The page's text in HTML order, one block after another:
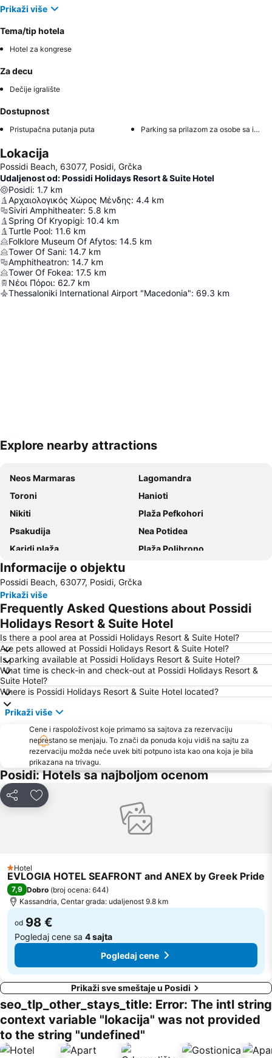
Prikaži više
Tema/tip hotela
Hotel za kongrese
Za decu
Dečije igralište
Dostupnost
Pristupačna putanja puta Parking sa prilazom za osobe sa invaliditetom
Lokacija
Possidi Beach, 63077, Posidi, Grčka
Udaljenost od: Possidi Holidays Resort & Suite Hotel
Posidi: 1.7 km
Αρχαιολογικός Χώρος Μένδης: 4.4 km
Siviri Amphitheater: 5.8 km
Spring Of Kryopigi: 10.4 km
Turtle Pool: 11.6 km
Folklore Museum Of Afytos: 14.5 km
Tower Of Sani: 14.7 km
Amphitheatron: 14.7 km
Tower Of Fokea: 17.5 km
Νέοι Πόροι: 62.7 km
Thessaloniki International Airport "Macedonia": 69.3 km
Explore nearby attractions
Neos Marmaras
Lagomandra
Toroni
Hanioti
Nikiti
Plaža Pefkohori
Psakudija
Nea Potidea
Karidi plaža
Plaža Polihrono
Nea Plagija
Plaža Afitos
Hanioti
Paradisos
Sani
Siviri
Sani Marina
Kriopigi
Chalkidiki deutero podi
Plaža Possidi
Fourka
Porto Carras Grand Resort Golf Club
Afytos
Livrohio
Haniotis Melathron
Porto Karas 1
Plaža Tristinika
Gerakini
Beach Road
Elia 2
Plaža Kalogria
Elaionas
Nea Skioni
Plaža Nea Fokea
Pristanište Pirgadikja
Elani
Porto Karras 2
Bousoulas
Panagia Vourvourou
Livari
Informacije o objektu
Possidi Beach, 63077, Posidi, Grčka
Prikaži više
Frequently Asked Questions about Possidi
Holidays Resort & Suite Hotel
Is there a pool area at Possidi Holidays Resort & Suite Hotel?
Are pets allowed at Possidi Holidays Resort & Suite Hotel?
Is parking available at Possidi Holidays Resort & Suite Hotel?
What time is check-in and check-out at Possidi Holidays Resort &
Suite Hotel?
Where is Possidi Holidays Resort & Suite Hotel located?
Prikaži više
Cene i raspoloživost koje primamo sa sajtova za rezervaciju
neprestano se menjaju. To znači da ponuda koju vidiš na sajtu za
rezervaciju možda neće uvek biti potpuno ista kao ona koja je bila
prikazana na trivagu.
Posidi: Hotels sa najboljom ocenom
Deli Dodati u favorite
1 Zvezdice
Hotel
EVLOGIA HOTEL SEAFRONT and ANEX by Greek Pride
7,9 Dobro (broj ocena: 644)
Kassandria, Centar grada: udaljenost 9.8 km
od 98 €
Pogledaj cene sa 4 sajta
Pogledaj cene
Prikaži sve smeštaje u Posidi
seo_tlp_other_stays_title: Error: The intl string
context variable "lokacija" was not provided
to the string "undefined"